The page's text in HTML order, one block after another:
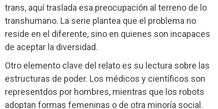
trans, aquí traslada esa preocupación al terreno de lo
transhumano. La serie plantea que el problema no
reside en el diferente, sino en quienes son incapaces
de aceptar la diversidad.
Otro elemento clave del relato es su lectura sobre las
estructuras de poder. Los médicos y científicos son
representdos por hombres, mientras que los robots
adoptan formas femeninas o de otra minoría social.